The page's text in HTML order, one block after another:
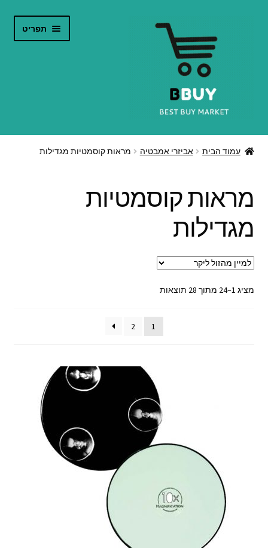
תפריט
חנות אינטרנט
צור קשר
עמוד הבית אביזרי אמבטיה מראות קוסמטיות מגדילות
מראות קוסמטיות
מגדילות
מציג 1–24 מתוך 28 תוצאות
ממוין
מחיר:
מהזול
1
2